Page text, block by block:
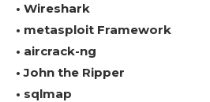
• Wireshark
• metasploit Framework
• aircrack-ng
• John the Ripper
• sqlmap